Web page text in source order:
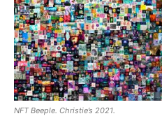
NFT Beeple. Christie’s 2021.